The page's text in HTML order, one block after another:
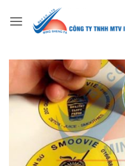
qua